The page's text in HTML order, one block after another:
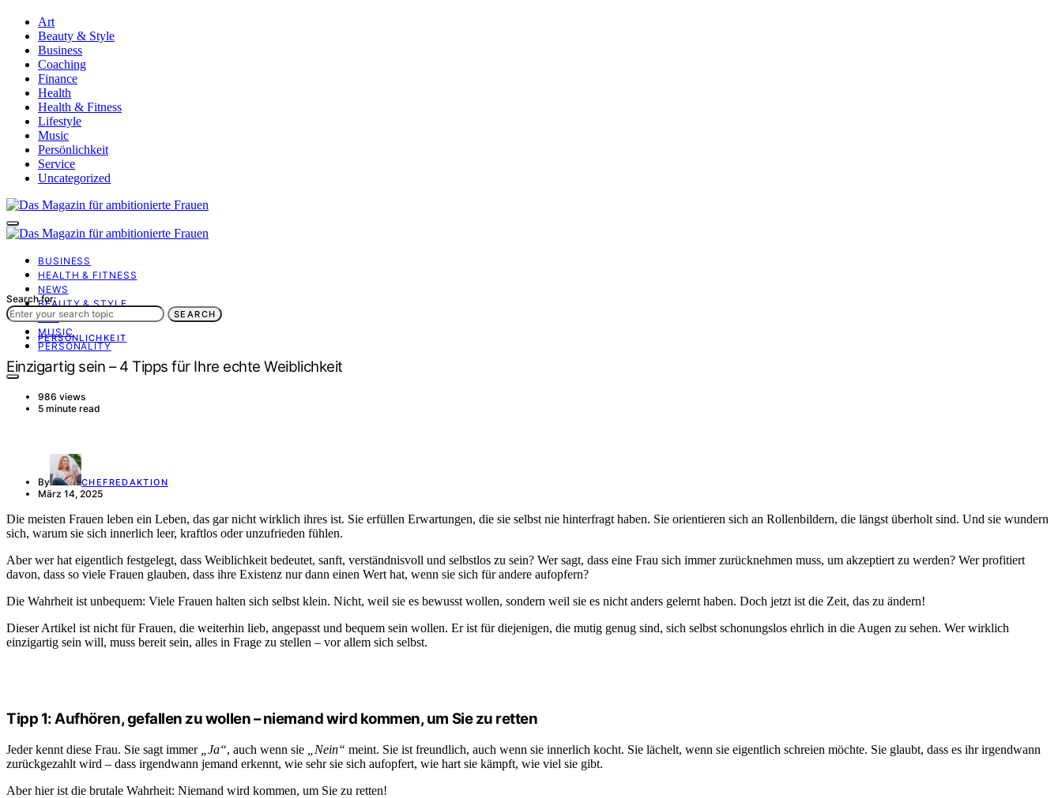
Art
Beauty & Style
Business
Coaching
Finance
Health
Health & Fitness
Lifestyle
Music
Persönlichkeit
Service
Uncategorized
BUSINESS
HEALTH & FITNESS
NEWS
BEAUTY & STYLE
ART
MUSIC
PERSONALITY
Search for:
SEARCH
PERSÖNLICHKEIT
Einzigartig sein – 4 Tipps für Ihre echte Weiblichkeit
986 views
5 minute read
By CHEFREDAKTION
März 14, 2025
Die meisten Frauen leben ein Leben, das gar nicht wirklich ihres ist. Sie erfüllen Erwartungen, die sie selbst nie hinterfragt haben. Sie orientieren sich an Rollenbildern, die längst überholt sind. Und sie wundern
sich, warum sie sich innerlich leer, kraftlos oder unzufrieden fühlen.
Aber wer hat eigentlich festgelegt, dass Weiblichkeit bedeutet, sanft, verständnisvoll und selbstlos zu sein? Wer sagt, dass eine Frau sich immer zurücknehmen muss, um akzeptiert zu werden? Wer profitiert
davon, dass so viele Frauen glauben, dass ihre Existenz nur dann einen Wert hat, wenn sie sich für andere aufopfern?
Die Wahrheit ist unbequem: Viele Frauen halten sich selbst klein. Nicht, weil sie es bewusst wollen, sondern weil sie es nicht anders gelernt haben. Doch jetzt ist die Zeit, das zu ändern!
Dieser Artikel ist nicht für Frauen, die weiterhin lieb, angepasst und bequem sein wollen. Er ist für diejenigen, die mutig genug sind, sich selbst schonungslos ehrlich in die Augen zu sehen. Wer wirklich
einzigartig sein will, muss bereit sein, alles in Frage zu stellen – vor allem sich selbst.
Tipp 1: Aufhören, gefallen zu wollen – niemand wird kommen, um Sie zu retten
Jeder kennt diese Frau. Sie sagt immer„Ja“, auch wenn sie „Nein“ meint. Sie ist freundlich, auch wenn sie innerlich kocht. Sie lächelt, wenn sie eigentlich schreien möchte. Sie glaubt, dass es ihr irgendwann
zurückgezahlt wird – dass irgendwann jemand erkennt, wie sehr sie sich aufopfert, wie hart sie kämpft, wie viel sie gibt.
Aber hier ist die brutale Wahrheit: Niemand wird kommen, um Sie zu retten!